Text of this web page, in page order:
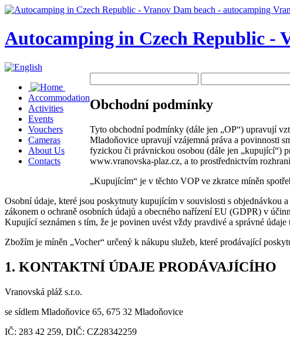
Autocamping in Czech Republic -
Accommodation
Activities
Events
Vouchers
Cameras
About Us
Contacts
Obchodní podmínky
Tyto obchodní podmínky (dále jen „OP“) upravují
Mladoňovice upravují vzájemná práva a povinnosti
fyzickou či právnickou osobou (dále jen „kupující“)
www.vranovska-plaz.cz, a to prostřednictvím
„Kupujícím“ je v těchto VOP ve zkratce míněn
Osobní údaje, které jsou poskytnuty kupujícím v souvislosti s objednávkou
zákonem o ochraně osobních údajů a obecného nařízení EU (GDPR) v
Kupující seznámen s tím, že je povinen uvést vždy pravdivé a správné údaje
Zbožím je míněn „Vocher“ určený k nákupu služeb, které prodávající
1. KONTAKTNÍ ÚDAJE PRODÁVAJÍCÍHO
Vranovská pláž s.r.o.
se sídlem Mladoňovice 65, 675 32 Mladoňovice
IČ: 283 42 259, DIČ: CZ28342259